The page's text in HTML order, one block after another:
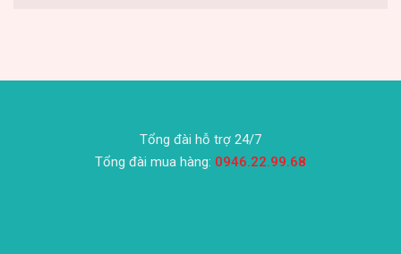
Tổng đài hỗ trợ 24/7
Tổng đài mua hàng: 0946.22.99.68